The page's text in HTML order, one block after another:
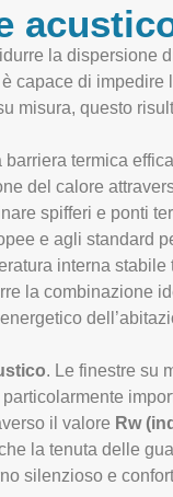
la dispersione
è capace di impedire
misura, questo
barriera termica
del calore
spifferi e ponti
e agli standard
interna stabile
la combinazione
. Le finestre su
il valore Rw
la tenuta delle
silenzioso e